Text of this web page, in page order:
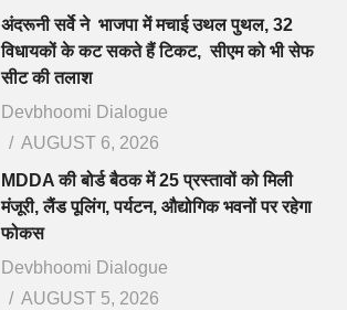
अंदरूनी सर्वे ने भाजपा में मचाई उथल पुथल, 32
विधायकों के कट सकते हैं टिकट, सीएम को भी सेफ
सीट की तलाश
Devbhoomi Dialogue
AUGUST 6, 2026
MDDA की बोर्ड बैठक में 25 प्रस्तावों को मिली
मंजूरी, लैंड पूलिंग, पर्यटन, औद्योगिक भवनों पर रहेगा
फोकस
Devbhoomi Dialogue
AUGUST 5, 2026